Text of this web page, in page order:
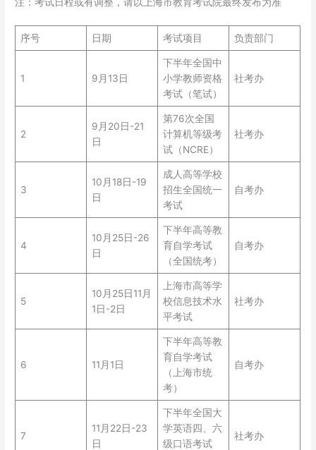
序号 日期 考试项目 负责部门
1 9月13日
下半年全国中
小学教师资格
考试（笔试）
社考办
2
9月20日-21
日
第76次全国
计算机等级考
试（NCRE）
社考办
3
10月18日-19
日
成人高等学校
招生全国统一
考试
自考办
4
10月25日-26
日
下半年高等教
育自学考试
（全国统考）
自考办
5
10月25日11月
1日-2日
上海市高等学
校信息技术水
平考试
社考办
6 11月1日
下半年高等教
育自学考试
（上海市统
考）
自考办
7
11月22日-23
日
下半年全国大
学英语四、六
级口语考试
社考办